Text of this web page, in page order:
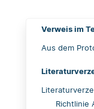
Verweis im
Aus dem
Richtlinie